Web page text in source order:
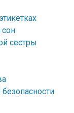
сестры